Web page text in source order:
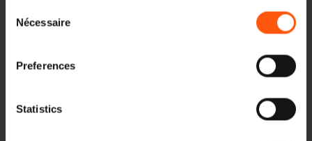
Selection
Nécessaire
Preferences
Statistics
Hoogenhoff propose, entre autres, du chêne
Remboursement suédois,
plat-bord
chênenous fournissons également
Les